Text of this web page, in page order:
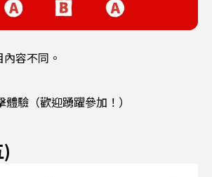
容不同。
驗（歡迎踴躍參加！）